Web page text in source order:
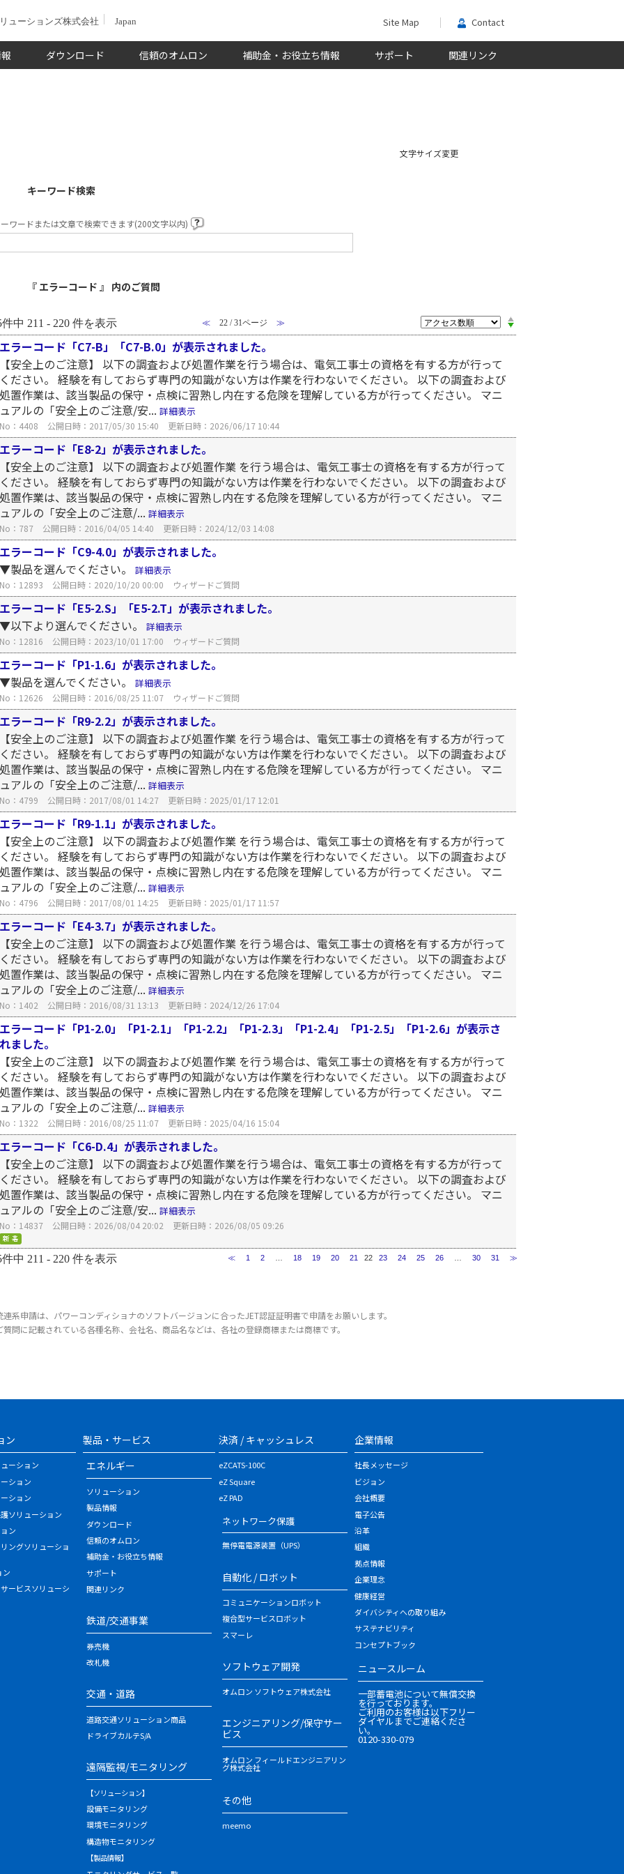
ューションズ株式会社 Japan Site Map Contact
ダウンロード 信頼のオムロン 補助金・お役立ち情報 サポート 関連リンク
文字サイズ変更
キーワード検索
ワードまたは文章で検索できます(200文字以内)
『 エラーコード 』 内のご質問
件中 211 - 220 件を表示 ≪ 22 / 31ページ ≫
エラーコード「C7-B」「C7-B.0」が表示されました。
【安全上のご注意】 以下の調査および処置作業を行う場合は、電気工事士の資格を有する方が行って
ください。 経験を有しておらず専門の知識がない方は作業を行わないでください。 以下の調査および
処置作業は、該当製品の保守・点検に習熟し内在する危険を理解している方が行ってください。 マニ
ュアルの「安全上のご注意/安... 詳細表示
No：4408 公開日時：2017/05/30 15:40 更新日時：2026/06/17 10:44
エラーコード「E8-2」が表示されました。
【安全上のご注意】 以下の調査および処置作業 を行う場合は、電気工事士の資格を有する方が行って
ください。 経験を有しておらず専門の知識がない方は作業を行わないでください。 以下の調査および
処置作業は、該当製品の保守・点検に習熟し内在する危険を理解している方が行ってください。 マニ
ュアルの「安全上のご注意/... 詳細表示
No：787 公開日時：2016/04/05 14:40 更新日時：2024/12/03 14:08
エラーコード「C9-4.0」が表示されました。
▼製品を選んでください。
詳細表示
No：12893 公開日時：2020/10/20 00:00 ウィザードご質問
エラーコード「E5-2.S」「E5-2.T」が表示されました。
▼以下より選んでください。
詳細表示
No：12816 公開日時：2023/10/01 17:00 ウィザードご質問
エラーコード「P1-1.6」が表示されました。
▼製品を選んでください。
詳細表示
No：12626 公開日時：2016/08/25 11:07 ウィザードご質問
エラーコード「R9-2.2」が表示されました。
【安全上のご注意】 以下の調査および処置作業 を行う場合は、電気工事士の資格を有する方が行って
ください。 経験を有しておらず専門の知識がない方は作業を行わないでください。 以下の調査および
処置作業は、該当製品の保守・点検に習熟し内在する危険を理解している方が行ってください。 マニ
ュアルの「安全上のご注意/... 詳細表示
No：4799 公開日時：2017/08/01 14:27 更新日時：2025/01/17 12:01
エラーコード「R9-1.1」が表示されました。
【安全上のご注意】 以下の調査および処置作業 を行う場合は、電気工事士の資格を有する方が行って
ください。 経験を有しておらず専門の知識がない方は作業を行わないでください。 以下の調査および
処置作業は、該当製品の保守・点検に習熟し内在する危険を理解している方が行ってください。 マニ
ュアルの「安全上のご注意/... 詳細表示
No：4796 公開日時：2017/08/01 14:25 更新日時：2025/01/17 11:57
エラーコード「E4-3.7」が表示されました。
【安全上のご注意】 以下の調査および処置作業 を行う場合は、電気工事士の資格を有する方が行って
ください。 経験を有しておらず専門の知識がない方は作業を行わないでください。 以下の調査および
処置作業は、該当製品の保守・点検に習熟し内在する危険を理解している方が行ってください。 マニ
ュアルの「安全上のご注意/... 詳細表示
No：1402 公開日時：2016/08/31 13:13 更新日時：2024/12/26 17:04
エラーコード「P1-2.0」「P1-2.1」「P1-2.2」「P1-2.3」「P1-2.4」「P1-2.5」「P1-2.6」が表示さ
れました。
【安全上のご注意】 以下の調査および処置作業 を行う場合は、電気工事士の資格を有する方が行って
ください。 経験を有しておらず専門の知識がない方は作業を行わないでください。 以下の調査および
処置作業は、該当製品の保守・点検に習熟し内在する危険を理解している方が行ってください。 マニ
ュアルの「安全上のご注意/... 詳細表示
No：1322 公開日時：2016/08/25 11:07 更新日時：2025/04/16 15:04
エラーコード「C6-D.4」が表示されました。
【安全上のご注意】 以下の調査および処置作業を行う場合は、電気工事士の資格を有する方が行って
ください。 経験を有しておらず専門の知識がない方は作業を行わないでください。 以下の調査および
処置作業は、該当製品の保守・点検に習熟し内在する危険を理解している方が行ってください。 マニ
ュアルの「安全上のご注意/安... 詳細表示
No：14837 公開日時：2026/08/04 20:02 更新日時：2026/08/05 09:26
件中 211 - 220 件を表示 ≪ 1 2 18 19 20 21 22 23 24 25 26 30 31 ≫
系申請は、パワーコンディショナのソフトバージョンに合ったJET認証証明書で申請をお願いします。
問に記載されている各種名称、会社名、商品名などは、各社の登録商標または商標です。
ン
ーション
ション
ション
ソリューション
ン
ングソリューショ
ン
ービスソリューシ
製品・サービス
エネルギー
ソリューション
製品情報
ダウンロード
信頼のオムロン
補助金・お役立ち情報
サポート
関連リンク
鉄道/交通事業
券売機
改札機
交通・道路
道路交通ソリューション商品
ドライブカルテS/A
遠隔監視/モニタリング
【ソリューション】
設備モニタリング
環境モニタリング
構造物モニタリング
【製品情報】
決済 / キャッシュレス
eZCATS-100C
eZ Square
eZ PAD
ネットワーク保護
無停電電源装置（UPS）
自動化 / ロボット
コミュニケーションロボット
複合型サービスロボット
スマーレ
ソフトウェア開発
オムロン ソフトウェア株式会社
エンジニアリング/保守サー
ビス
オムロン フィールドエンジニアリン
グ株式会社
その他
meemo
企業情報
社長メッセージ
ビジョン
会社概要
電子公告
沿革
組織
拠点情報
企業理念
健康経営
ダイバシティへの取り組み
サステナビリティ
コンセプトブック
ニュースルーム
一部蓄電池について無償交換
を行っております。
ご利用のお客様は以下フリー
ダイヤルまでご連絡くださ
い。
0120-330-079